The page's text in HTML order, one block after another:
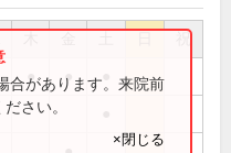
祝
● ●
合があります。来院前
さい。
×閉じる